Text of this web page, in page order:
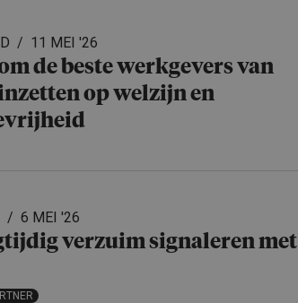
11 MEI '26
de beste werkgevers van
op welzijn en
6 MEI '26
verzuim signaleren met